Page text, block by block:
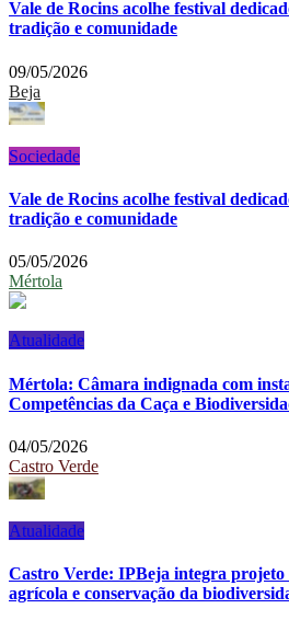
Vale de Rocins acolhe festival
tradição e comunidade
09/05/2026
Beja
Sociedade
Vale de Rocins acolhe festival
tradição e comunidade
05/05/2026
Mértola
Atualidade
Mértola: Câmara indignada com
Competências da Caça e
04/05/2026
Castro Verde
Atualidade
Castro Verde: IPBeja integra
agrícola e conservação da